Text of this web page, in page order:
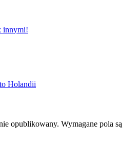
innymi!
Holandii
opublikowany. Wymagane pola są